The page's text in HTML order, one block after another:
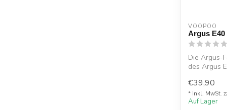
VOOPOO
Argus E40
Die Argus-
des Argus
€39,90
* Inkl. MwSt.
Auf Lager